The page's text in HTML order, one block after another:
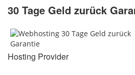
30 Tage Geld zurück
Hosting Provider